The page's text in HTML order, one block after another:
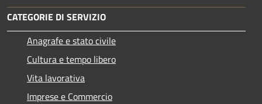
CATEGORIE DI SERVIZIO
Anagrafe e stato civile
Cultura e tempo libero
Vita lavorativa
Imprese e Commercio